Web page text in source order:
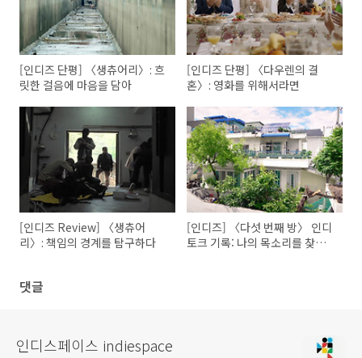
[인디즈 단평] 〈생츄어리〉: 흐
릿한 걸음에 마음을 담아
[인디즈 단평] 〈다우렌의 결
혼〉: 영화를 위해서라면
[인디즈 Review] 〈생츄어
리〉: 책임의 경계를 탐구하다
[인디즈] 〈다섯 번째 방〉 인디
토크 기록: 나의 목소리를 찾는
댓글
인디스페이스 indiespace